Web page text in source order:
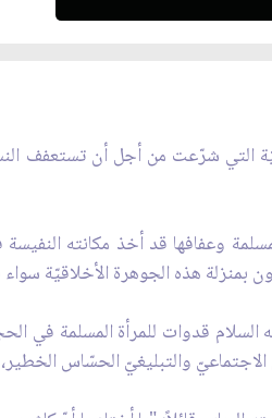
التي شرّعت من أجل أن
وعفافها قد أخذ مكانته
بمنزلة هذه الجوهرة الأخلاقيّة
قدوات للمرأة المسلمة في
والتبليغيّ الحسّاس